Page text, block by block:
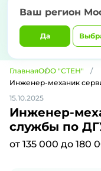
Ваш регион
Да
ГлавнаяООО "СТЕН"
Инженер-механик
15.10.2025
Инженер-
службы по
от 135 000 до 180